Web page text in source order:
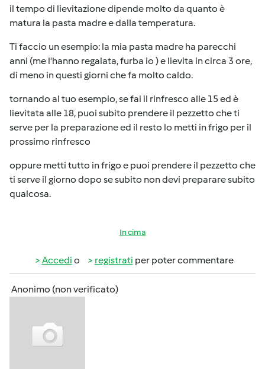
il tempo di lievitazione dipende molto da quanto è
matura la pasta madre e dalla temperatura.
Ti faccio un esempio: la mia pasta madre ha parecchi
anni (me l'hanno regalata, furba io ) e lievita in circa 3 ore,
di meno in questi giorni che fa molto caldo.
tornando al tuo esempio, se fai il rinfresco alle 15 ed è
lievitata alle 18, puoi subito prendere il pezzetto che ti
serve per la preparazione ed il resto lo metti in frigo per il
prossimo rinfresco
oppure metti tutto in frigo e puoi prendere il pezzetto che
ti serve il giorno dopo se subito non devi preparare subito
qualcosa.
In cima
Accedi o registrati per poter commentare
Anonimo (non verificato)